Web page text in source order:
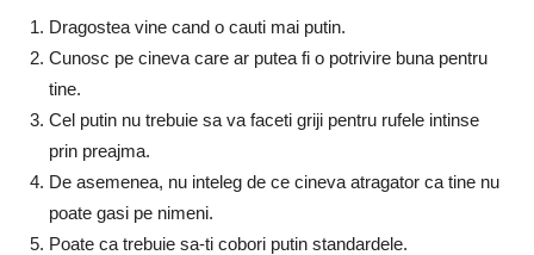
Dragostea vine cand o cauti mai putin.
Cunosc pe cineva care ar putea fi o potrivire buna pentru
tine.
Cel putin nu trebuie sa va faceti griji pentru rufele intinse
prin preajma.
De asemenea, nu inteleg de ce cineva atragator ca tine nu
poate gasi pe nimeni.
Poate ca trebuie sa-ti cobori putin standardele.